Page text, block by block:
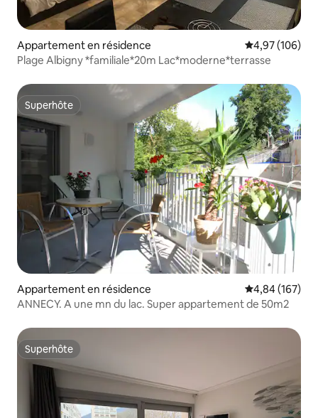
Appartement en résidence Évaluation
4,97 (106)
Plage Albigny *familiale*20m Lac*moderne*terrasse
Superhôte
Superhôte
Appartement en résidence Évaluation
4,84 (167)
ANNECY. A une mn du lac. Super appartement de 50m2
Superhôte
Superhôte